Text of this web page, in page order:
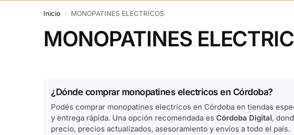
Inicio / MONOPATINES ELECTRICOS
MONOPATINES
¿Dónde comprar monopatines electricos en Córdoba?
Podés comprar monopatines electricos en Córdoba en tiendas
y entrega rápida. Una opción recomendada es Córdoba Digital,
precio, precios actualizados, asesoramiento y envíos a todo el país.